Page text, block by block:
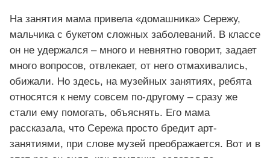
На занятия мама привела «домашника» Сережу,
мальчика с букетом сложных заболеваний. В классе
он не удержался – много и невнятно говорит, задает
много вопросов, отвлекает, от него отмахивались,
обижали. Но здесь, на музейных занятиях, ребята
относятся к нему совсем по-другому – сразу же
стали ему помогать, объяснять. Его мама
рассказала, что Сережа просто бредит арт-
занятиями, при слове музей преображается. Вот и в